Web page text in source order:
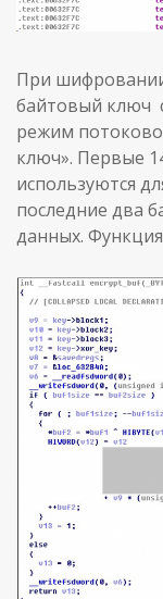
При
байтовый ключ
режим
ключ». Первые
используются
последние два
данных.